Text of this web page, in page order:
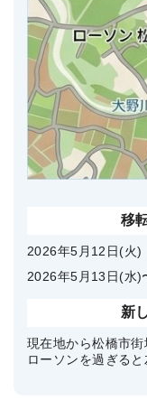
移
2026年5月12日(火)
2026年5月13日(水)
新
現在地から松橋市
ローソンを過ぎる